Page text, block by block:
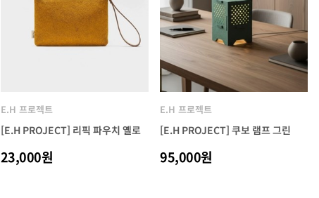
E.H 프로젝트
[E.H PROJECT] 리픽 파우치 옐로
23,000원
E.H 프로젝트
[E.H PROJECT] 쿠보 램프 그린
95,000원